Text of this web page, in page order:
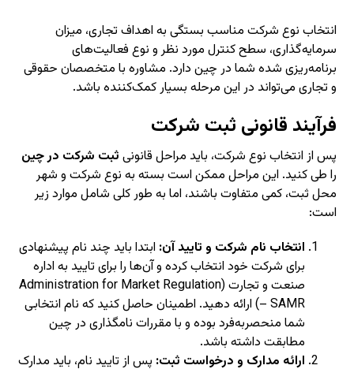
انتخاب نوع شرکت مناسب بستگی به اهداف تجاری، میزان
سرمایه‌گذاری، سطح کنترل مورد نظر و نوع فعالیت‌های
برنامه‌ریزی شده شما در چین دارد. مشاوره با متخصصان حقوقی
و تجاری می‌تواند در این مرحله بسیار کمک‌کننده باشد.
فرآیند قانونی ثبت شرکت
پس از انتخاب نوع شرکت، باید مراحل قانونی ثبت شرکت در چین
را طی کنید. این مراحل ممکن است بسته به نوع شرکت و شهر
محل ثبت، کمی متفاوت باشند، اما به طور کلی شامل موارد زیر
است:
انتخاب نام شرکت و تایید آن: ابتدا باید چند نام پیشنهادی
برای شرکت خود انتخاب کرده و آن‌ها را برای تایید به اداره
صنعت و تجارت (Administration for Market Regulation
– SAMR) ارائه دهید. اطمینان حاصل کنید که نام انتخابی
شما منحصربه‌فرد بوده و با مقررات نامگذاری در چین
مطابقت داشته باشد.
ارائه مدارک و درخواست ثبت: پس از تایید نام، باید مدارک